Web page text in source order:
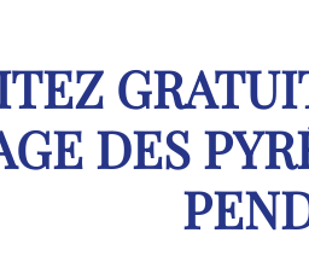
DES